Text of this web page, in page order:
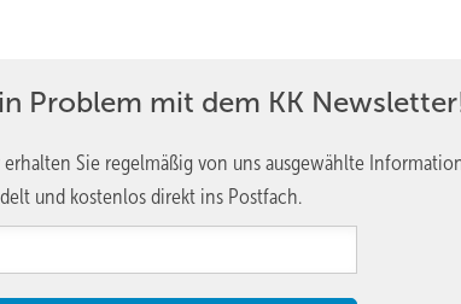
Problem mit dem KK
Sie regelmäßig von uns ausgewählte
und kostenlos direkt ins Postfach.